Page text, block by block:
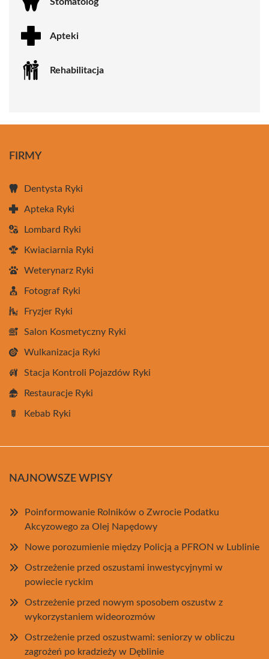
Apteki
Rehabilitacja
FIRMY
Dentysta Ryki
Apteka Ryki
Lombard Ryki
Kwiaciarnia Ryki
Weterynarz Ryki
Fotograf Ryki
Fryzjer Ryki
Salon Kosmetyczny Ryki
Wulkanizacja Ryki
Stacja Kontroli Pojazdów Ryki
Restauracje Ryki
Kebab Ryki
NAJNOWSZE WPISY
Poinformowanie Rolników o Zwrocie Podatku
Akcyzowego za Olej Napędowy
Nowe porozumienie między Policją a PFRON w Lublinie
Ostrzeżenie przed oszustami inwestycyjnymi w
powiecie ryckim
Ostrzeżenie przed nowym sposobem oszustw z
wykorzystaniem wideorozmów
Ostrzeżenie przed oszustwami: seniorzy w obliczu
zagrożeń po kradzieży w Dęblinie